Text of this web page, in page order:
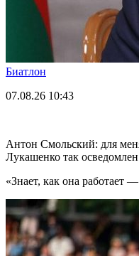
Биатлон
07.08.26 10:43
Антон Смольский: для
Лукашенко так
«Знает, как она работает